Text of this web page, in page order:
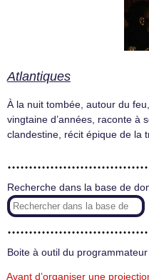
Atlantiques
À la nuit tombée, autour du
vingtaine d’années, raconte à
clandestine, récit épique de la
Recherche dans la base de
Boite à outil du programmateur
Avant d’organiser une